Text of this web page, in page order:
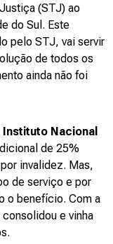
(STJ) ao
do Sul. Este
pelo STJ, vai servir
de todos os
ainda não foi
Instituto Nacional
de 25%
invalidez. Mas,
de serviço e por
o benefício. Com a
e vinha